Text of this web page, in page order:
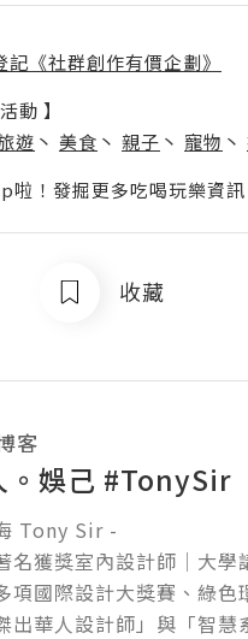
記《社群創作有價企劃》
動 】
遊 丶 美食 丶 親子 丶 寵物 丶
！發掘更多吃喝玩樂資訊
收藏
客
。娛己 #TonySir
Tony Sir -
名獲獎室內設計師│大
項國際設計大獎賽、綠
出華人設計師」與「智慧